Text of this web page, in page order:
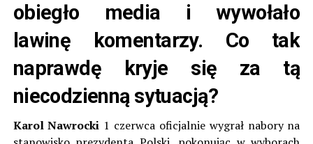
obiegło media i wywołało
lawinę komentarzy. Co tak
naprawdę kryje się za tą
niecodzienną sytuacją?
Karol Nawrocki 1 czerwca oficjalnie wygrał nabory na